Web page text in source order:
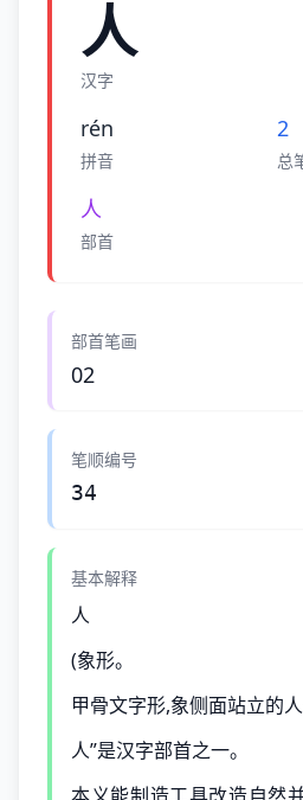
人
汉字
rén
拼音
2
总
人
部首
部首笔画
02
笔顺编号
34
基本解释
人
(象形。
甲骨文字形,象侧面站立的人
人”是汉字部首之一。